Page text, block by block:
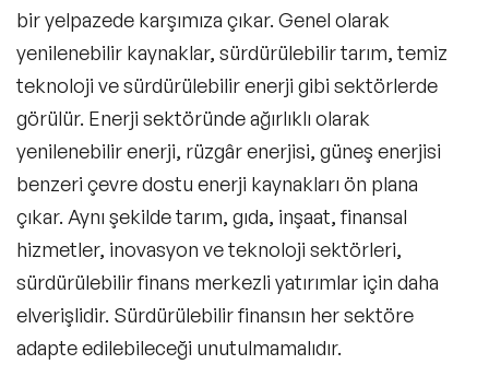
bir yelpazede karşımıza çıkar. Genel olarak
yenilenebilir kaynaklar, sürdürülebilir tarım, temiz
teknoloji vesürdürülebilir enerji gibi sektörlerde
görülür. Enerji sektöründe ağırlıklı olarak
yenilenebilir enerji, rüzgâr enerjisi, güneş enerjisi
benzeri çevre dostu enerji kaynakları ön plana
çıkar. Aynı şekilde tarım, gıda, inşaat, finansal
hizmetler, inovasyon ve teknoloji sektörleri,
sürdürülebilir finans merkezli yatırımlar için daha
elverişlidir. Sürdürülebilir finansın her sektöre
adapte edilebileceği unutulmamalıdır.